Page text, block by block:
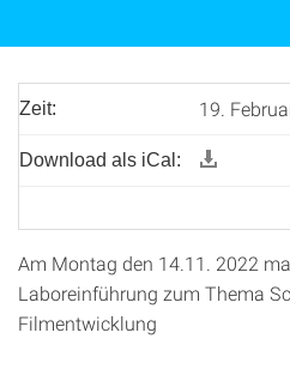
Zeit: 19.
Download als iCal:
Am Montag den 14.11. 2022
Laboreinführung zum Thema
Filmentwicklung